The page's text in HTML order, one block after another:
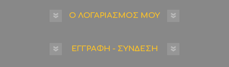
Ο ΛΟΓΑΡΙΑΣΜΟΣ ΜΟΥ
ΕΓΓΡΑΦΗ - ΣΥΝΔΕΣΗ